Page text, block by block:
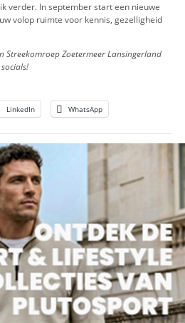
bijzonder jaar voor De Slimmerik,
De quiz ontstond tijdens de
van de Bingo tegen
zorgde voor verbinding en
waarde voor trouwe kijkers en
momenten en vooral veel
heen een eigen plek te
meegedaan en meegeleefd.
verder. In september start
opnieuw volop ruimte voor kennis,
van Streekomroep Zoetermeer
tv en socials!
LinkedIn WhatsApp